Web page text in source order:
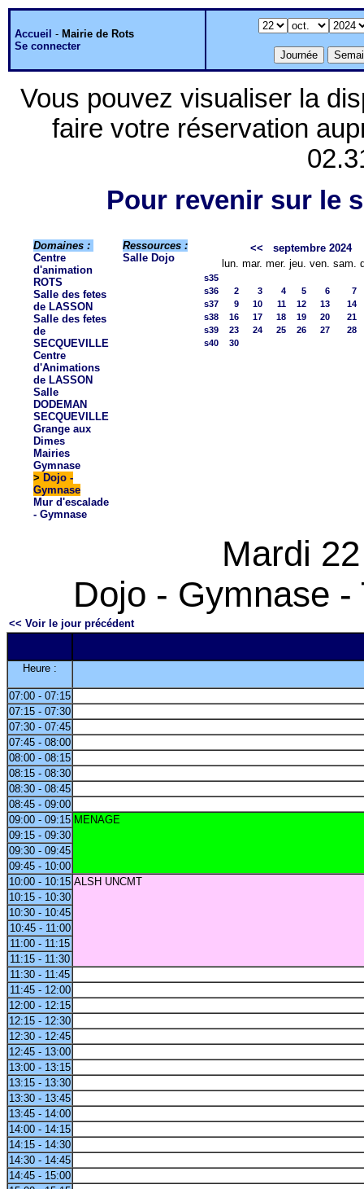
Accueil - Mairie de Rots
Se connecter
Vous pouvez visualiser la
faire votre réservation
Pour revenir sur le
Domaines :
Centre
d'animation
ROTS
Salle des fetes
de LASSON
Salle des fetes
de
SECQUEVILLE
Centre
d'Animations
de LASSON
Salle
DODEMAN
SECQUEVILLE
Grange aux
Dimes
Mairies
Gymnase
> Dojo -
Gymnase
Mur d'escalade
- Gymnase
Ressources :
Salle Dojo
<<
septembre 2024
lun. mar. mer. jeu. ven. sam.
s35
s36
2 3 4 5 6
7
s37
9 10 11 12 13
14
s38
16 17 18 19 20
21
s39
23 24 25 26 27
28
s40
30
Mardi
Dojo - Gymnase
<< Voir le jour précédent
Heure :
07:00 - 07:15
07:15 - 07:30
07:30 - 07:45
07:45 - 08:00
08:00 - 08:15
08:15 - 08:30
08:30 - 08:45
08:45 - 09:00
09:00 - 09:15 MENAGE
09:15 - 09:30
09:30 - 09:45
09:45 - 10:00
10:00 - 10:15 ALSH UNCMT
10:15 - 10:30
10:30 - 10:45
10:45 - 11:00
11:00 - 11:15
11:15 - 11:30
11:30 - 11:45
11:45 - 12:00
12:00 - 12:15
12:15 - 12:30
12:30 - 12:45
12:45 - 13:00
13:00 - 13:15
13:15 - 13:30
13:30 - 13:45
13:45 - 14:00
14:00 - 14:15
14:15 - 14:30
14:30 - 14:45
14:45 - 15:00